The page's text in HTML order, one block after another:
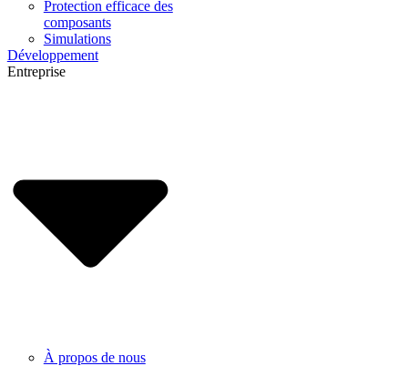
Protection efficace des
composants
Simulations
Développement
Entreprise
À propos de nous